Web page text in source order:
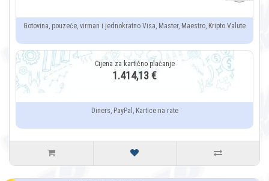
Gotovina, pouzeće, virman i jednokratno Visa, Master, Maestro, Kripto Valute
1.414,13 €
Diners, PayPal, Kartice na rate